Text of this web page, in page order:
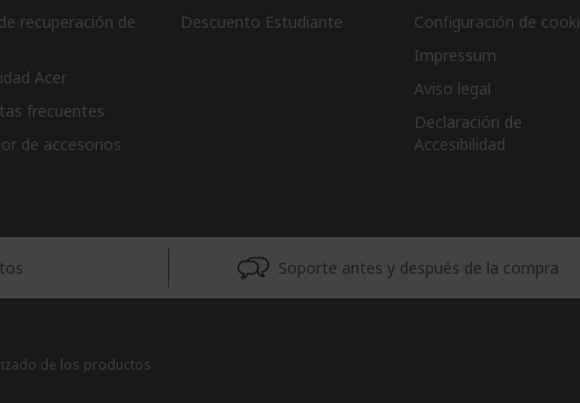
recuperación de
Acer
frecuentes
de accesorios
Descuento Estudiante
Configuración de
Impressum
Aviso legal
Declaración de
Accesibilidad
Soporte antes y después de la compra
de los productos